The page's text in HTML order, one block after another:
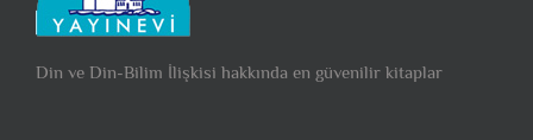
Din ve Din-Bilim İlişkisi hakkında en güvenilir kitaplar